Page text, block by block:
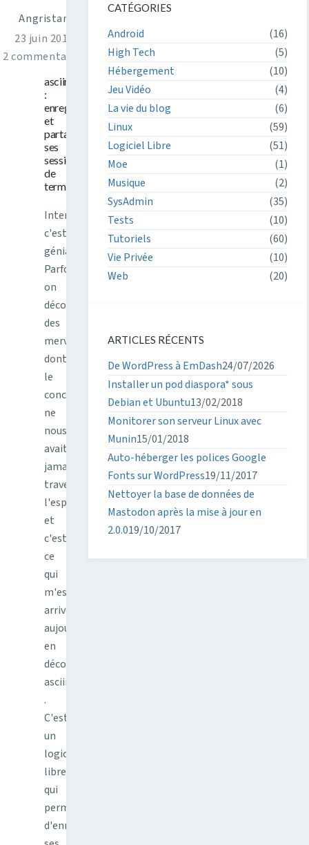
Angristan
23 juin 2016
2 commentaires
asciinema
:
enregistrer
et
partager
ses
sessions
de
terminal
Internet
c'est
génial.
Parfois
on
découvre
des
merveilles
dont
le
concept
ne
nous
avait
jamais
traversé
l'esprit,
et
c'est
ce
qui
m'est
arrivé
aujourd'hui
en
découvrant
asciinema
.
C'est
un
logiciel
libre
qui
permet
d'enregistrer
CATÉGORIES
Android
(16)
High Tech
(5)
Hébergement
(10)
Jeu Vidéo
(4)
La vie du blog
(6)
Linux
(59)
Logiciel Libre
(51)
Moe
(1)
Musique
(2)
SysAdmin
(35)
Tests
(10)
Tutoriels
(60)
Vie Privée
(10)
Web
(20)
ARTICLES RÉCENTS
De WordPress à EmDash24/07/2026
Installer un pod diaspora* sous
Debian et Ubuntu13/02/2018
Monitorer son serveur Linux avec
Munin15/01/2018
Auto-héberger les polices Google
Fonts sur WordPress19/11/2017
Nettoyer la base de données de
Mastodon après la mise à jour en
2.0.019/10/2017